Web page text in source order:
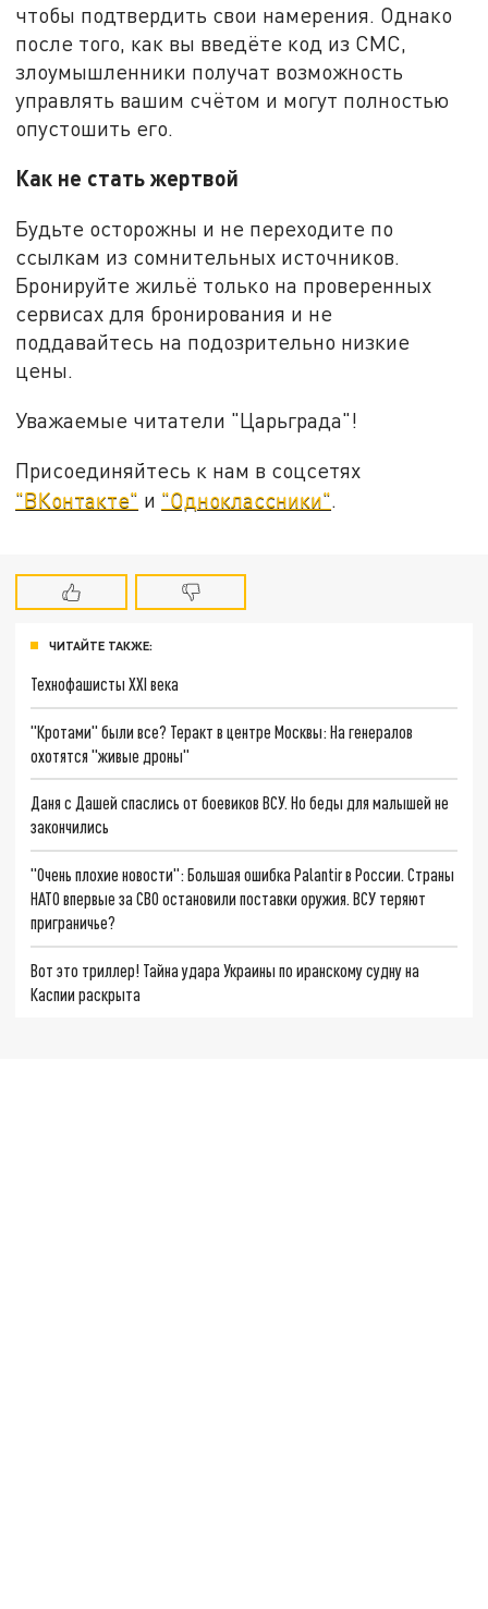
чтобы подтвердить свои намерения. Однако
после того, как вы введёте код из СМС,
злоумышленники получат возможность
управлять вашим счётом и могут полностью
опустошить его.
Как не стать жертвой
Будьте осторожны и не переходите по
ссылкам из сомнительных источников.
Бронируйте жильё только на проверенных
сервисах для бронирования и не
поддавайтесь на подозрительно низкие
цены.
Уважаемые читатели "Царьграда"!
Присоединяйтесь к нам в соцсетях
"ВКонтакте" и "Одноклассники".
ЧИТАЙТЕ ТАКЖЕ:
Технофашисты XXI века
"Кротами" были все? Теракт в центре Москвы: На генералов
охотятся "живые дроны"
Даня с Дашей спаслись от боевиков ВСУ. Но беды для малышей не
закончились
"Очень плохие новости": Большая ошибка Palantir в России. Страны
НАТО впервые за СВО остановили поставки оружия. ВСУ теряют
приграничье?
Вот это триллер! Тайна удара Украины по иранскому судну на
Каспии раскрыта